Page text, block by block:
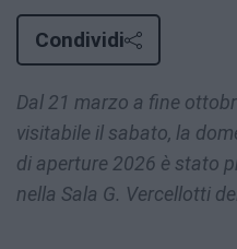
Condividi
Dal 21 marzo a fine
visitabile il sabato, la
di aperture 2026 è stato
nella Sala G. Vercellotti